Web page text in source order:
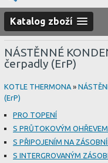
Katalog zboží
NÁSTĚNNÉ
čerpadly (ErP)
KOTLE THERMONA »
(ErP)
PRO TOPENÍ
S PRŮTOKOVÝM
S PŘIPOJENÍM NA
S INTERGROVANÝM